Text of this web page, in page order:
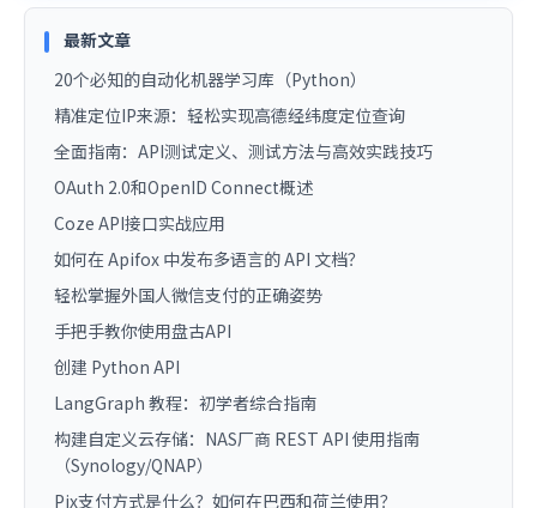
最新文章
20个必知的自动化机器学习库（Python）
精准定位IP来源：轻松实现高德经纬度定位查询
全面指南：API测试定义、测试方法与高效实践技巧
OAuth 2.0和OpenID Connect概述
Coze API接口实战应用
如何在 Apifox 中发布多语言的 API 文档？
轻松掌握外国人微信支付的正确姿势
手把手教你使用盘古API
创建 Python API
LangGraph 教程：初学者综合指南
构建自定义云存储：NAS厂商 REST API 使用指南
（Synology/QNAP）
Pix支付方式是什么？如何在巴西和荷兰使用？